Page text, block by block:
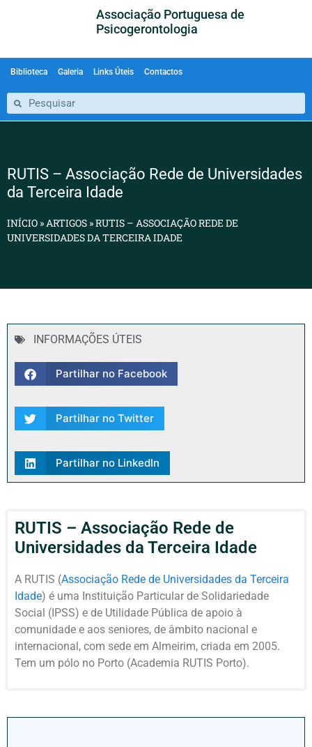
Associação Portuguesa de
Psicogerontologia
Biblioteca Galeria Links Úteis Contactos
RUTIS – Associação Rede de Universidades
da Terceira Idade
INÍCIO »ARTIGOS »RUTIS – ASSOCIAÇÃO REDE DE
UNIVERSIDADES DA TERCEIRA IDADE
INFORMAÇÕES ÚTEIS
Partilhar no Facebook
Partilhar no Twitter
Partilhar no LinkedIn
RUTIS – Associação Rede de
Universidades da Terceira Idade
A RUTIS (Associação Rede de Universidades da Terceira
Idade) é uma Instituição Particular de Solidariedade
Social (IPSS) e de Utilidade Pública de apoio à
comunidade e aos seniores, de âmbito nacional e
internacional, com sede em Almeirim, criada em 2005.
Tem um pólo no Porto (Academia RUTIS Porto).